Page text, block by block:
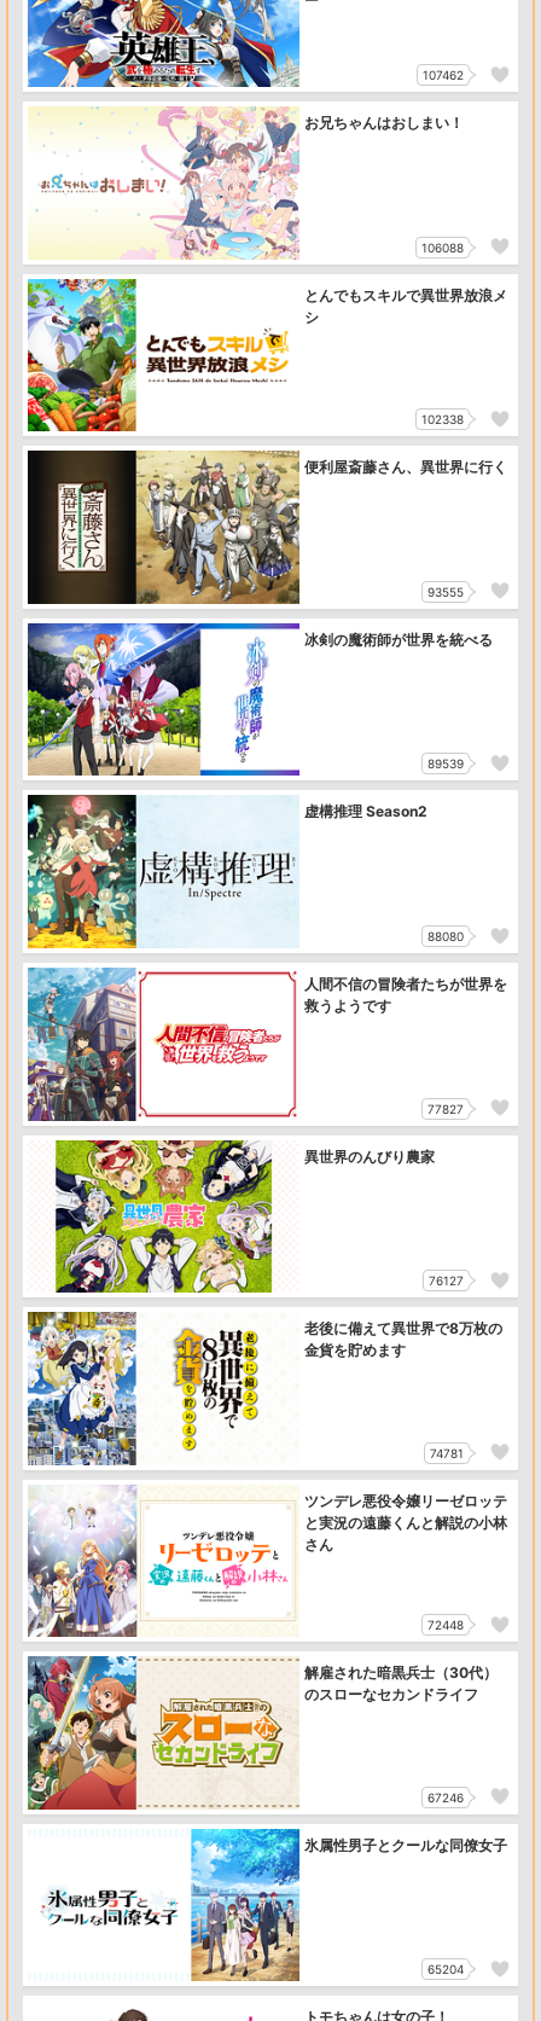
107462
お兄ちゃんはおしまい！
106088
とんでもスキルで異世界放浪メ
シ
102338
便利屋斎藤さん、異世界に行く
93555
冰剣の魔術師が世界を統べる
89539
虚構推理 Season2
88080
人間不信の冒険者たちが世界を
救うようです
77827
異世界のんびり農家
76127
老後に備えて異世界で8万枚の
金貨を貯めます
74781
ツンデレ悪役令嬢リーゼロッテ
と実況の遠藤くんと解説の小林
さん
72448
解雇された暗黒兵士（30代）
のスローなセカンドライフ
67246
氷属性男子とクールな同僚女子
65204
トモちゃんは女の子！